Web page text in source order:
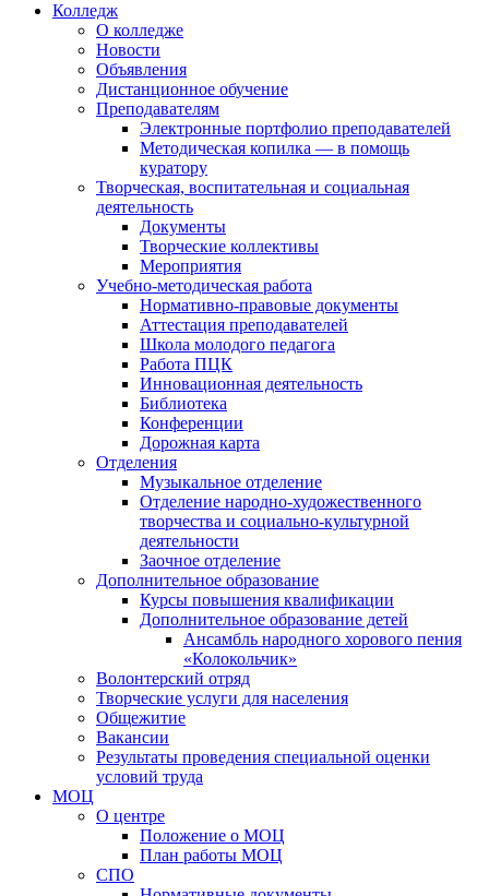
Колледж
О колледже
Новости
Объявления
Дистанционное обучение
Преподавателям
Электронные портфолио преподавателей
Методическая копилка — в помощь
куратору
Творческая, воспитательная и социальная
деятельность
Документы
Творческие коллективы
Мероприятия
Учебно-методическая работа
Нормативно-правовые документы
Аттестация преподавателей
Школа молодого педагога
Работа ПЦК
Инновационная деятельность
Библиотека
Конференции
Дорожная карта
Отделения
Музыкальное отделение
Отделение народно-художественного
творчества и социально-культурной
деятельности
Заочное отделение
Дополнительное образование
Курсы повышения квалификации
Дополнительное образование детей
Ансамбль народного хорового пения
«Колокольчик»
Волонтерский отряд
Творческие услуги для населения
Общежитие
Вакансии
Результаты проведения специальной оценки
условий труда
МОЦ
О центре
Положение о МОЦ
План работы МОЦ
СПО